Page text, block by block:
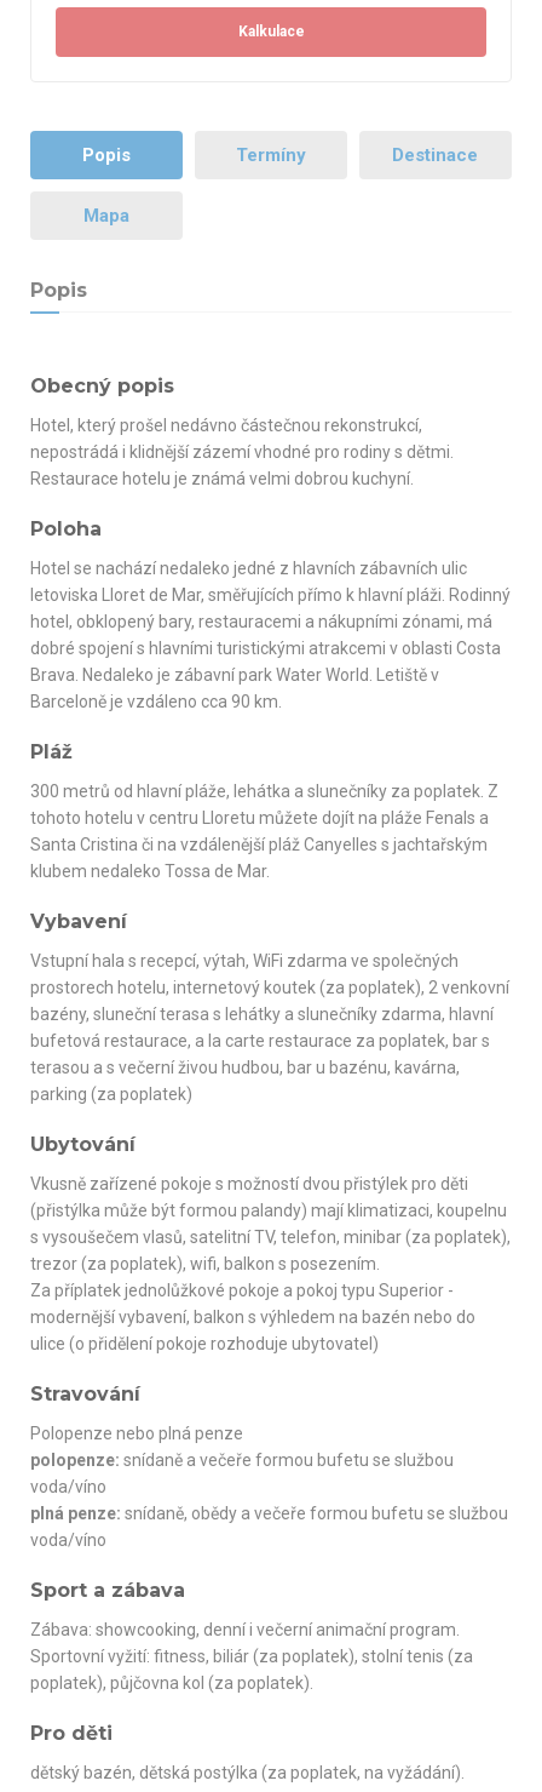
Kalkulace
Popis Termíny Destinace
Mapa
Popis
Obecný popis
Hotel, který prošel nedávno částečnou rekonstrukcí,
nepostrádá i klidnější zázemí vhodné pro rodiny s dětmi.
Restaurace hotelu je známá velmi dobrou kuchyní.
Poloha
Hotel se nachází nedaleko jedné z hlavních zábavních ulic
letoviska Lloret de Mar, směřujících přímo k hlavní pláži. Rodinný
hotel, obklopený bary, restauracemi a nákupními zónami, má
dobré spojení s hlavními turistickými atrakcemi v oblasti Costa
Brava. Nedaleko je zábavní park Water World. Letiště v
Barceloně je vzdáleno cca 90 km.
Pláž
300 metrů od hlavní pláže, lehátka a slunečníky za poplatek. Z
tohoto hotelu v centru Lloretu můžete dojít na pláže Fenals a
Santa Cristina či na vzdálenější pláž Canyelles s jachtařským
klubem nedaleko Tossa de Mar.
Vybavení
Vstupní hala s recepcí, výtah, WiFi zdarma ve společných
prostorech hotelu, internetový koutek (za poplatek), 2 venkovní
bazény, sluneční terasa s lehátky a slunečníky zdarma, hlavní
bufetová restaurace, a la carte restaurace za poplatek, bar s
terasou a s večerní živou hudbou, bar u bazénu, kavárna,
parking (za poplatek)
Ubytování
Vkusně zařízené pokoje s možností dvou přistýlek pro děti
(přistýlka může být formou palandy) mají klimatizaci, koupelnu
s vysoušečem vlasů, satelitní TV, telefon, minibar (za poplatek),
trezor (za poplatek), wifi, balkon s posezením.
Za příplatek jednolůžkové pokoje a pokoj typu Superior -
modernější vybavení, balkon s výhledem na bazén nebo do
ulice (o přidělení pokoje rozhoduje ubytovatel)
Stravování
Polopenze nebo plná penze
polopenze: snídaně a večeře formou bufetu se službou
voda/víno
plná penze: snídaně, obědy a večeře formou bufetu se službou
voda/víno
Sport a zábava
Zábava: showcooking, denní i večerní animační program.
Sportovní vyžití: fitness, biliár (za poplatek), stolní tenis (za
poplatek), půjčovna kol (za poplatek).
Pro děti
dětský bazén, dětská postýlka (za poplatek, na vyžádání).